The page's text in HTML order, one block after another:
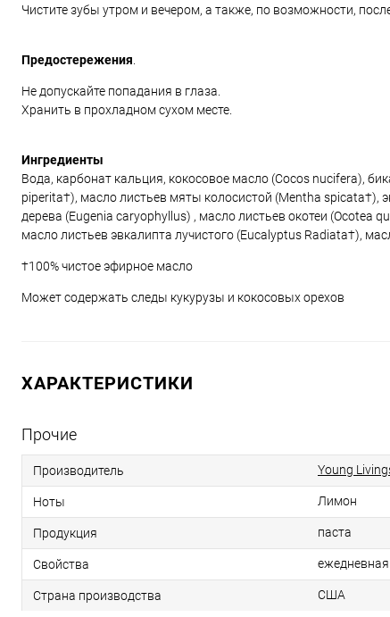
Чистите зубы утром и вечером, а также, по возможности,
Предостережения.
Не допускайте попадания в глаза.
Хранить в прохладном сухом месте.
Ингредиенты
Вода, карбонат кальция, кокосовое масло (Cocos nucifera),
piperita†), масло листьев мяты колосистой (Mentha spicata†),
дерева (Eugenia caryophyllus) , масло листьев окотеи
масло листьев эвкалипта лучистого (Eucalyptus Radiata†),
†100% чистое эфирное масло
Может содержать следы кукурузы и кокосовых орехов
ХАРАКТЕРИСТИКИ
Прочие
Производитель Young
Ноты Лимон
Продукция паста
Свойства ежедневная
Страна производства США